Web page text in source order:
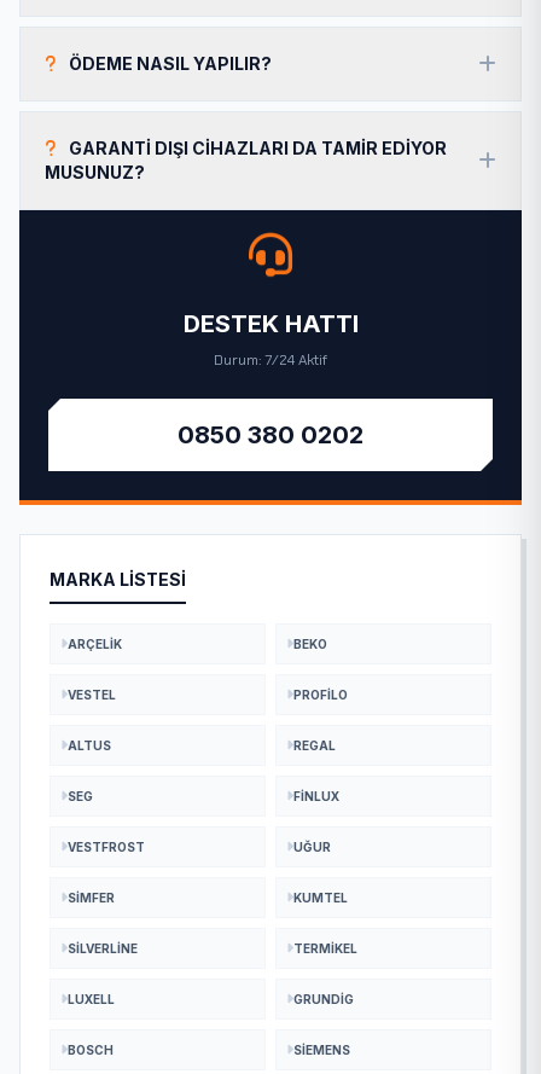
ÖDEME NASIL YAPILIR?
GARANTI DIŞI CIHAZLARI DA TAMIR EDIYOR
MUSUNUZ?
DESTEK HATTI
Durum: 7/24 Aktif
0850 380 0202
MARKA LISTESI
ARÇELIK BEKO
VESTEL PROFILO
ALTUS REGAL
SEG FINLUX
VESTFROST UĞUR
SIMFER KUMTEL
SILVERLINE TERMIKEL
LUXELL GRUNDIG
BOSCH SIEMENS